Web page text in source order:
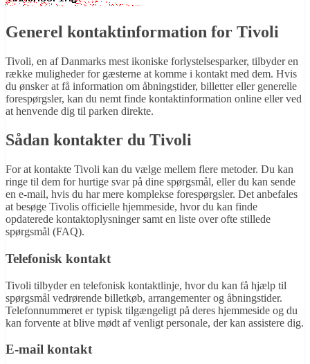
Generel kontaktinformation for Tivoli
Tivoli, en af Danmarks mest ikoniske forlystelsesparker, tilbyder en
række muligheder for gæsterne at komme i kontakt med dem. Hvis
du ønsker at få information om åbningstider, billetter eller generelle
forespørgsler, kan du nemt finde kontaktinformation online eller ved
at henvende dig til parken direkte.
Sådan kontakter du Tivoli
For at kontakte Tivoli kan du vælge mellem flere metoder. Du kan
ringe til dem for hurtige svar på dine spørgsmål, eller du kan sende
en e-mail, hvis du har mere komplekse forespørgsler. Det anbefales
at besøge Tivolis officielle hjemmeside, hvor du kan finde
opdaterede kontaktoplysninger samt en liste over ofte stillede
spørgsmål (FAQ).
Telefonisk kontakt
Tivoli tilbyder en telefonisk kontaktlinje, hvor du kan få hjælp til
spørgsmål vedrørende billetkøb, arrangementer og åbningstider.
Telefonnummeret er typisk tilgængeligt på deres hjemmeside og du
kan forvente at blive mødt af venligt personale, der kan assistere dig.
E-mail kontakt